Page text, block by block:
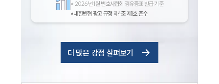
* 2026년 1월 변호사협회 경유증표 발급 기준
*대한변협 광고 규정 제4조 제1호 준수
더 많은 강점 살펴보기